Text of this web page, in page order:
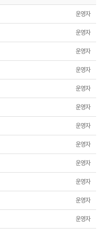
월9일 휴무안내
여
날 택배휴무 안내
재고 확보했습니다.
로 인한 택배 지연안내
[재구매 사은품 따불]정회원 재구매시 사은품 따불로 증정해드립니다.
[운송장번호 조회법]배송조회 및 국내 택배업체 운송장 조회 하는법
~9월18일 휴무안내
는 사이트 [큐약국]꼭 조심하세요.
까지 택배 지연공지사항
운영자
운영자
운영자
운영자
운영자
운영자
운영자
운영자
운영자
운영자
운영자
운영자